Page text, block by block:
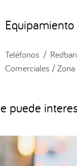
Equipamiento
Teléfonos /
Comerciales / Zona
puede